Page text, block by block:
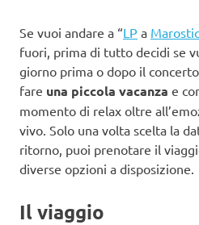
Se vuoi andare a “LP a
fuori, prima di tutto decidi se
giorno prima o dopo il
fare una piccola vacanza e
momento di relax oltre
vivo. Solo una volta scelta la
ritorno, puoi prenotare il
diverse opzioni a disposizione.
Il viaggio